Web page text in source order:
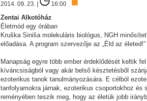
2014. 09. 23. | 16:00
Zentai Alkotóház
Életmód egy órában
Kruška Siniša molekuláris biológus, NGH
előadása. A program szervezője az „Éld az
Manapság egyre több ember érdeklődését keltik
kíváncsiságból vagy akár belső késztetésből
ezoterikus tanok tanulmányozására. E célból
tanfolyamokra járnak, ezoterikus csoportokhoz
reményében teszik meg, hogy az életük jobb